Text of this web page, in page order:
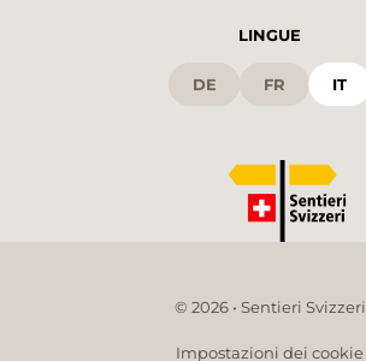
LINGUE
DE FR IT
© 2026 • Sentieri Svizzeri
Impostazioni dei cookie